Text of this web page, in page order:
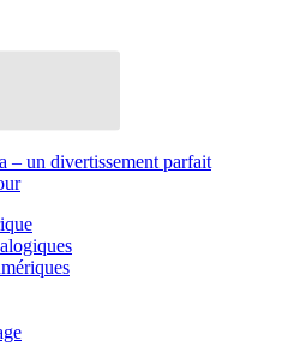
– un divertissement parfait